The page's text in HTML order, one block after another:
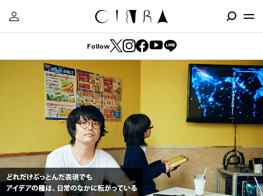
Follow